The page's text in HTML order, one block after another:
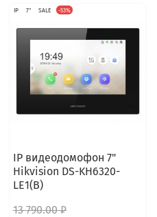
IP 7" SALE -53%
IP видеодомофон 7"
Hikvision DS-KH6320-
LE1(B)
13 790.00 ₽